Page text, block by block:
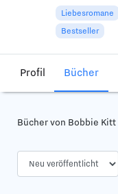
Liebesromane
Bestseller
Profil Bücher
Bücher von Bobbie Kitt